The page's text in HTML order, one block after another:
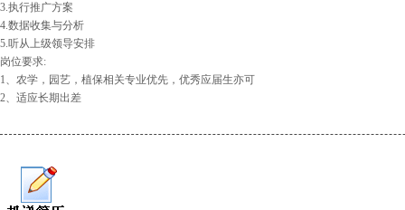
3.执行推广方案
4.数据收集与分析
5.听从上级领导安排
岗位要求:
1、农学，园艺，植保相关专业优先，优秀应届生亦可
2、适应长期出差